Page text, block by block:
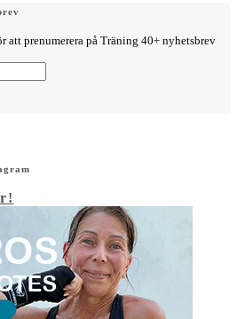
att prenumerera på Träning 40+ nyhetsbrev